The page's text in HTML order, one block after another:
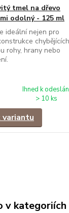
tmel na dřevo
odolný - 125 ml
ideální nejen pro
chybějících
rohy, hrany nebo
Ihned k
> 10 ks
v kategoriích